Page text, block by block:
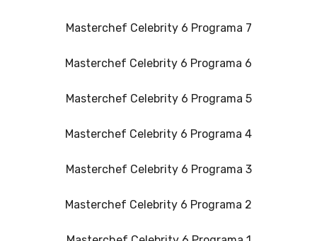
Masterchef Celebrity 6 Programa 7
Masterchef Celebrity 6 Programa 6
Masterchef Celebrity 6 Programa 5
Masterchef Celebrity 6 Programa 4
Masterchef Celebrity 6 Programa 3
Masterchef Celebrity 6 Programa 2